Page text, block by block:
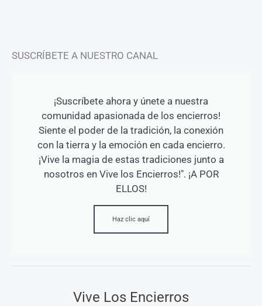
SUSCRÍBETE A NUESTRO CANAL
¡Suscríbete ahora y únete a nuestra
comunidad apasionada de los encierros!
Siente el poder de la tradición, la conexión
con la tierra y la emoción en cada encierro.
¡Vive la magia de estas tradiciones junto a
nosotros en Vive los Encierros!". ¡A POR
ELLOS!
Haz clic aquí
Vive Los Encierros